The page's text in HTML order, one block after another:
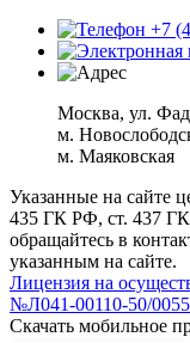
+7
Москва, ул.
м.
м. Маяковская
Указанные на сайте
435 ГК РФ, cт. 437
обращайтесь в
указанным на сайте.
Лицензия на
№Л041-00110-50/
Скачать мобильное